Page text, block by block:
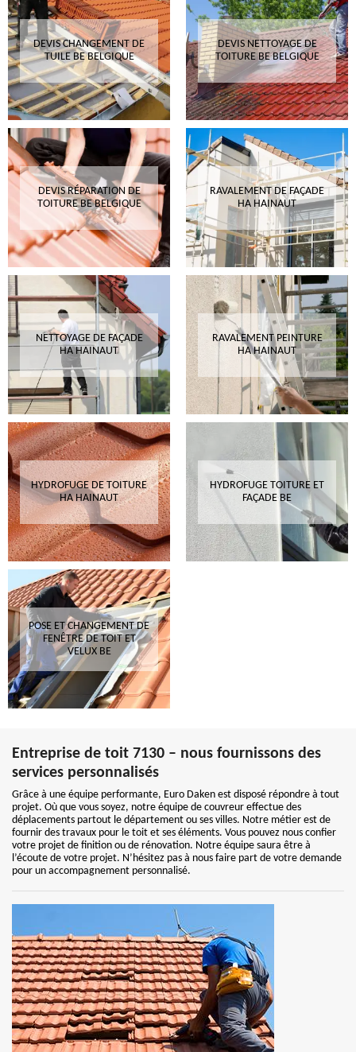
DEVIS CHANGEMENT DE
TUILE BE BELGIQUE
DEVIS NETTOYAGE DE
TOITURE BE BELGIQUE
DEVIS RÉPARATION DE
TOITURE BE BELGIQUE
RAVALEMENT DE FAÇADE
HA HAINAUT
NETTOYAGE DE FAÇADE
HA HAINAUT
RAVALEMENT PEINTURE
HA HAINAUT
HYDROFUGE DE TOITURE
HA HAINAUT
HYDROFUGE TOITURE ET
FAÇADE BE
POSE ET CHANGEMENT DE
FENÊTRE DE TOIT ET
VELUX BE
Entreprise de toit 7130 – nous fournissons des
services personnalisés
Grâce à une équipe performante, Euro Daken est disposé répondre à tout
projet. Où que vous soyez, notre équipe de couvreur effectue des
déplacements partout le département ou ses villes. Notre métier est de
fournir des travaux pour le toit et ses éléments. Vous pouvez nous confier
votre projet de finition ou de rénovation. Notre équipe saura être à
l’écoute de votre projet. N’hésitez pas à nous faire part de votre demande
pour un accompagnement personnalisé.